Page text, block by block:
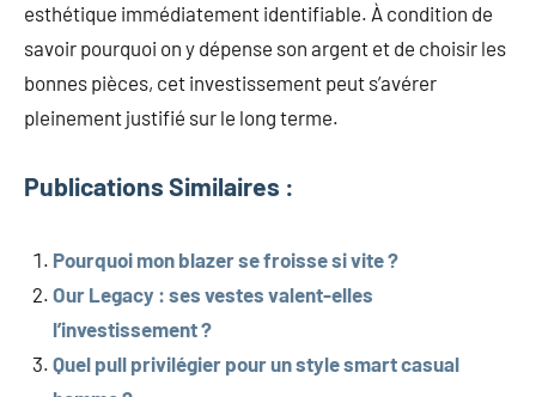
esthétique immédiatement identifiable. À condition de
savoir pourquoi on y dépense son argent et de choisir les
bonnes pièces, cet investissement peut s’avérer
pleinement justifié sur le long terme.
Publications Similaires :
Pourquoi mon blazer se froisse si vite ?
Our Legacy : ses vestes valent-elles
l’investissement ?
Quel pull privilégier pour un style smart casual